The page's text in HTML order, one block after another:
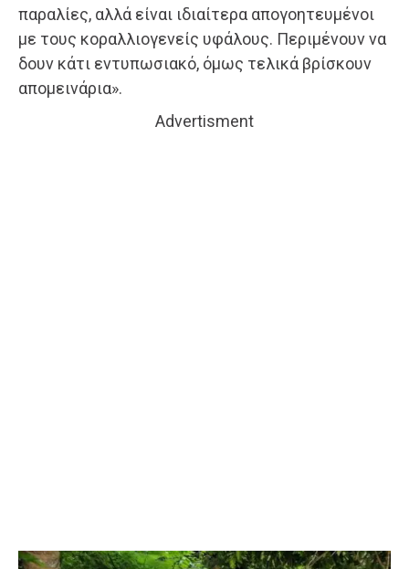
παραλίες, αλλά είναι ιδιαίτερα απογοητευμένοι
με τους κοραλλιογενείς υφάλους. Περιμένουν να
δουν κάτι εντυπωσιακό, όμως τελικά βρίσκουν
απομεινάρια».
Advertisment